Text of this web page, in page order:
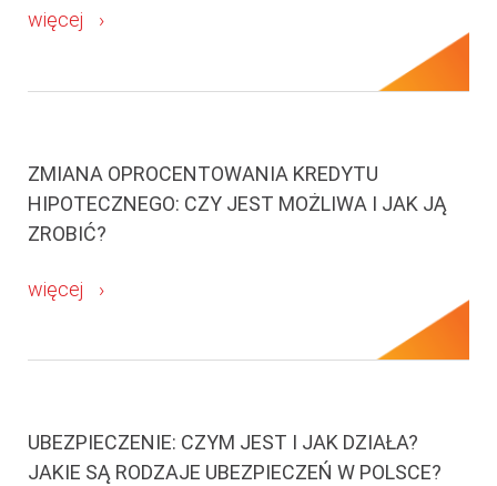
więcej
ZMIANA OPROCENTOWANIA KREDYTU
HIPOTECZNEGO: CZY JEST MOŻLIWA I JAK JĄ
ZROBIĆ?
więcej
UBEZPIECZENIE: CZYM JEST I JAK DZIAŁA?
JAKIE SĄ RODZAJE UBEZPIECZEŃ W POLSCE?